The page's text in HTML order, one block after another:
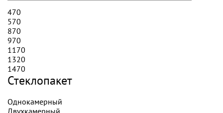
470
570
870
970
1170
1320
1470
Стеклопакет
Однокамерный